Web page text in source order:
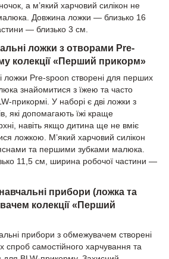
а м’який харчовий силікон не
Довжина ложки — близько 16
— близько 3 см.
ложки з отворами Pre-
колекції «Перший прикорм»
ложки Pre-spoon створені для перших
знайомитися з їжею та часто
прикормі. У наборі є дві ложки з
які допомагають їжі краще
навіть якщо дитина ще не вміє
ложкою. М’який харчовий силікон
та першими зубками малюка.
11,5 см, ширина робочої частини —
прибори (ложка та
колекції «Перший
прибори з обмежувачем створені
спроб самостійного харчування та